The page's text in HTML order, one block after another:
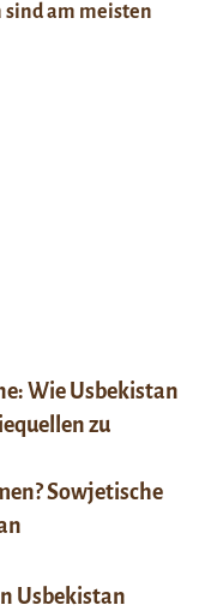
sind am meisten
Wie Usbekistan
zu
Sowjetische
Usbekistan